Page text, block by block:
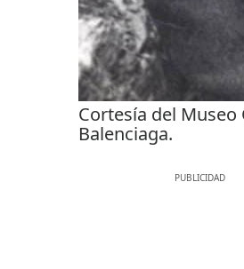
Cortesía del Museo
Balenciaga.